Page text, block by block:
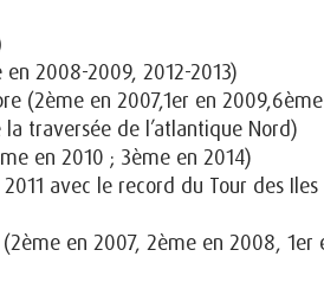
2008-2009, 2012-2013)
(2ème en 2007,1er en 2009,6ème
traversée de l’atlantique Nord)
en 2010 ; 3ème en 2014)
avec le record du Tour des Iles
en 2007, 2ème en 2008, 1er